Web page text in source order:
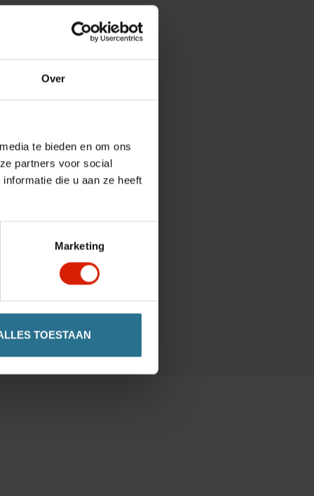
Over
te bieden en om ons
partners voor social
die u aan ze heeft
Marketing
TOESTAAN